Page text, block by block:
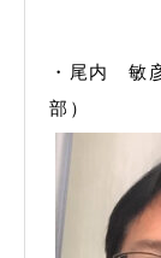
・尾内 敏
部）